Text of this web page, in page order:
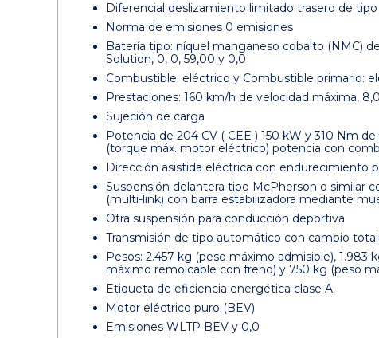
Diferencial deslizamiento limitado trasero de
Norma de emisiones 0 emisiones
Batería tipo: níquel manganeso cobalto (NMC)
Solution, 0, 0, 59,00 y 0,0
Combustible: eléctrico y Combustible primario:
Prestaciones: 160 km/h de velocidad máxima,
Sujeción de carga
Potencia de 204 CV ( CEE ) 150 kW y 310 Nm
(torque máx. motor eléctrico) potencia con
Dirección asistida eléctrica con endurecimiento
Suspensión delantera tipo McPherson o similar
(multi-link) con barra estabilizadora mediante
Otra suspensión para conducción deportiva
Transmisión de tipo automático con cambio
Pesos: 2.457 kg (peso máximo admisible),
máximo remolcable con freno) y 750 kg (peso
Etiqueta de eficiencia energética clase A
Motor eléctrico puro (BEV)
Emisiones WLTP BEV y 0,0